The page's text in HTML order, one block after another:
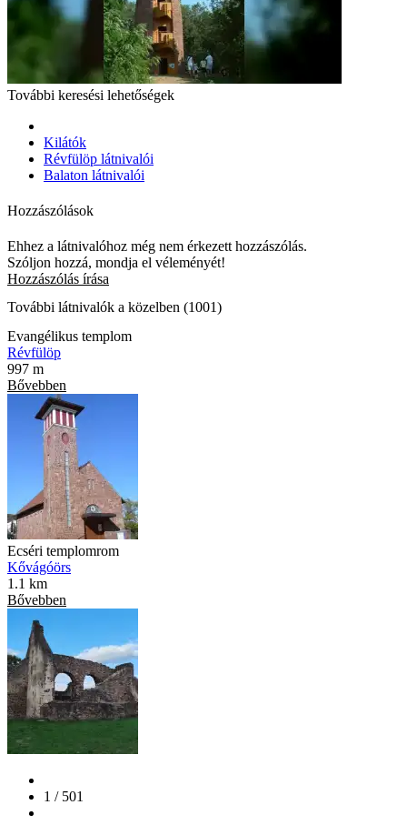
További keresési lehetőségek
Kilátók
Révfülöp látnivalói
Balaton látnivalói
Hozzászólások
Ehhez a látnivalóhoz még nem érkezett hozzászólás.
Szóljon hozzá, mondja el véleményét!
Hozzászólás írása
További látnivalók a közelben (1001)
Evangélikus templom
Révfülöp
997 m
Bővebben
Ecséri templomrom
Kővágóörs
1.1 km
Bővebben
1 / 501